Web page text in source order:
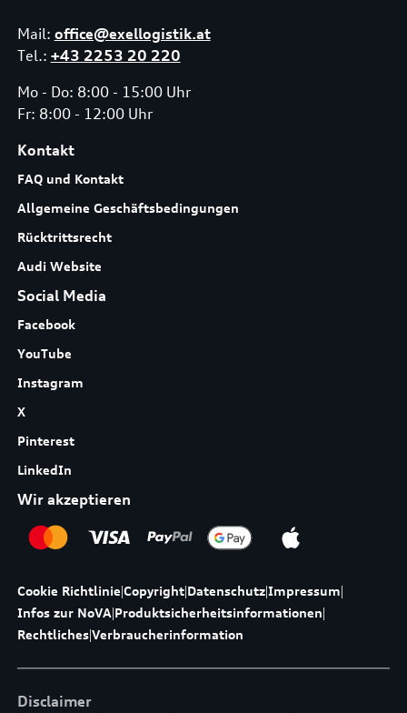
Mail: office@exellogistik.at
Tel.: +43 2253 20 220
Mo - Do: 8:00 - 15:00 Uhr
Fr: 8:00 - 12:00 Uhr
Kontakt
FAQ und Kontakt
Allgemeine Geschäftsbedingungen
Rücktrittsrecht
Audi Website
Social Media
Facebook
YouTube
Instagram
X
Pinterest
LinkedIn
Wir akzeptieren
Cookie Richtlinie|Copyright|Datenschutz|Impressum|
Infos zur NoVA|Produktsicherheitsinformationen|
Rechtliches|Verbraucherinformation
Disclaimer